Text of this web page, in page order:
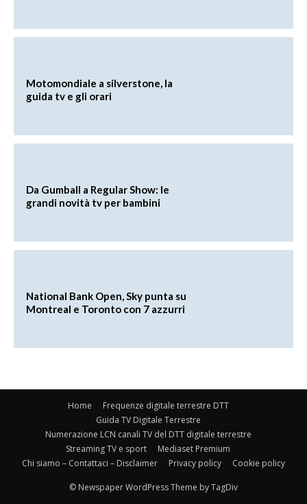
Motomondiale a silverstone, la
guida tv e gli orari
Da Gumball a Regular Show: le
grandi novità tv per bambini
National Bank Open, Sky punta su
Montreal e Toronto con 7 azzurri
Home
Frequenze digitale terrestre DTT
Guida TV Digitale Terrestre
Numerazione LCN canali TV del DTT digitale terrestre
Streaming TV e sport
Mediaset Premium
Chi siamo – Contattaci – Disclaimer
Privacy policy Cookie policy
© Newspaper WordPress Theme by TagDiv